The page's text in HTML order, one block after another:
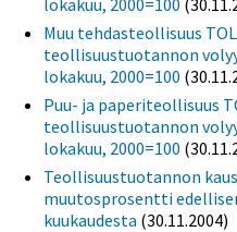
Muu tehdasteollisuus TOL
teollisuustuotannon
lokakuu, 2000=100
Puu- ja paperiteollisuus
teollisuustuotannon
lokakuu, 2000=100
Teollisuustuotannon
muutosprosentti
kuukaudesta (30.11.2004)